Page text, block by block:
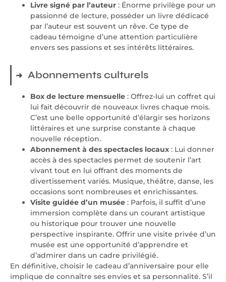
Livre signé par l’auteur : Énorme privilège pour un
passionné de lecture, posséder un livre dédicacé
par l’auteur est souvent un rêve. Ce type de
cadeau témoigne d’une attention particulière
envers ses passions et ses intérêts littéraires.
Abonnements culturels
Box de lecture mensuelle : Offrez-lui un coffret qui
lui fait découvrir de nouveaux livres chaque mois.
C’est une belle opportunité d’élargir ses horizons
littéraires et une surprise constante à chaque
nouvelle réception.
Abonnement à des spectacles locaux : Lui donner
accès à des spectacles permet de soutenir l’art
vivant tout en lui offrant des moments de
divertissement variés. Musique, théâtre, danse, les
occasions sont nombreuses et enrichissantes.
Visite guidée d’un musée : Parfois, il suffit d’une
immersion complète dans un courant artistique
ou historique pour trouver une nouvelle
perspective inspirante. Offrir une visite privée d’un
musée est une opportunité d’apprendre et
d’admirer dans un cadre privilégié.
En définitive, choisir le cadeau d’anniversaire pour elle
implique de connaître ses envies et sa personnalité. S’il